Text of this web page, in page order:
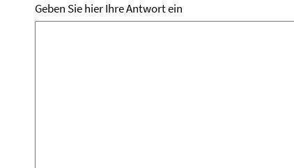
Geben Sie hier Ihre Antwort ein